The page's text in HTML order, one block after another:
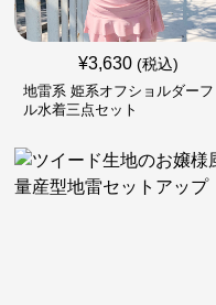
¥3,630 (税込)
地雷系 姫系オフショルダーフ
ル水着三点セット